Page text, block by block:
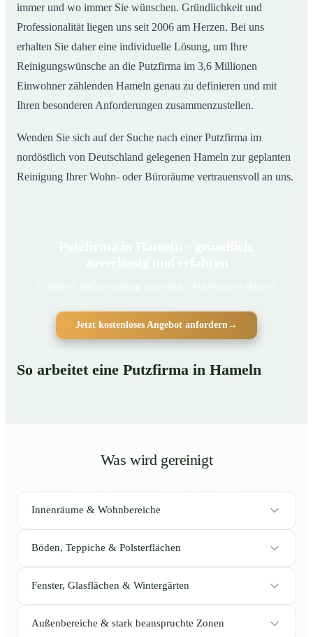
immer und wo immer Sie wünschen. Gründlichkeit und
Professionalität liegen uns seit 2006 am Herzen. Bei uns
erhalten Sie daher eine individuelle Lösung, um Ihre
Reinigungswünsche an die Putzfirma im 3,6 Millionen
Einwohner zählenden Hameln genau zu definieren und mit
Ihren besonderen Anforderungen zusammenzustellen.
Wenden Sie sich auf der Suche nach einer Putzfirma im
nordöstlich von Deutschland gelegenen Hameln zur geplanten
Reinigung Ihrer Wohn- oder Büroräume vertrauensvoll an uns.
Jetzt kostenloses Angebot anfordern →
So arbeitet eine Putzfirma in Hameln
Was wird gereinigt
Innenräume & Wohnbereiche
Böden, Teppiche & Polsterflächen
Fenster, Glasflächen & Wintergärten
Außenbereiche & stark beanspruchte Zonen